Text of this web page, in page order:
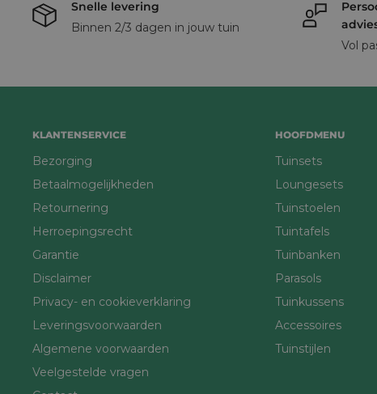
Snelle levering
Binnen 2/3 dagen in jouw tuin
Vol
KLANTENSERVICE
Bezorging
Betaalmogelijkheden
Retournering
Herroepingsrecht
Garantie
Disclaimer
Privacy- en cookieverklaring
Leveringsvoorwaarden
Algemene voorwaarden
Veelgestelde vragen
HOOFDMENU
Tuinsets
Loungesets
Tuinstoelen
Tuintafels
Tuinbanken
Parasols
Tuinkussens
Accessoires
Tuinstijlen